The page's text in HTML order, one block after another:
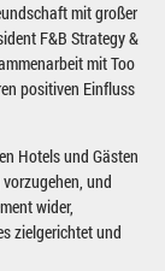
mit großer
F&B Strategy &
mit Too
positiven Einfluss
Hotels und Gästen
und
wider,
zielgerichtet und